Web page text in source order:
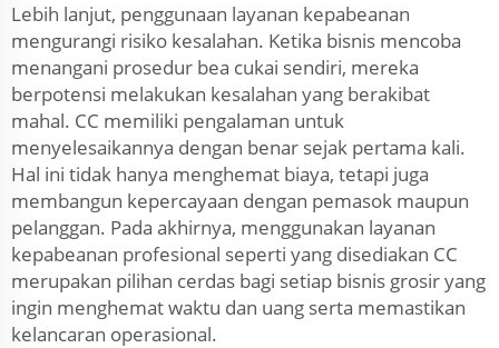
Lebih lanjut, penggunaan layanan kepabeanan
mengurangi risiko kesalahan. Ketika bisnis mencoba
menangani prosedur bea cukai sendiri, mereka
berpotensi melakukan kesalahan yang berakibat
mahal. CC memiliki pengalaman untuk
menyelesaikannya dengan benar sejak pertama kali.
Hal ini tidak hanya menghemat biaya, tetapi juga
membangun kepercayaan dengan pemasok maupun
pelanggan. Pada akhirnya, menggunakan layanan
kepabeanan profesional seperti yang disediakan CC
merupakan pilihan cerdas bagi setiap bisnis grosir yang
ingin menghemat waktu dan uang serta memastikan
kelancaran operasional.